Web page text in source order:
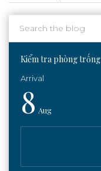
Kiểm tra phòng trống
8 Aug